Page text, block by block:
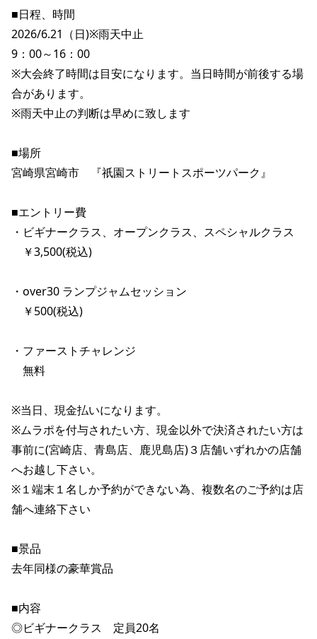
ポイント・クーポンもこのアプリで！
■日程、時間
2026/6.21（日)※雨天中止
9：00～16：00
※大会終了時間は目安になります。当日時間が前後する場
合があります。
※雨天中止の判断は早めに致します
■場所
宮崎県宮崎市　『祇園ストリートスポーツパーク』
■エントリー費
・ビギナークラス、オープンクラス、スペシャルクラス
￥3,500(税込)
・over30 ランプジャムセッション
￥500(税込)
・ファーストチャレンジ
無料
※当日、現金払いになります。
※ムラポを付与されたい方、現金以外で決済されたい方は
事前に(宮崎店、青島店、鹿児島店)３店舗いずれかの店舗
へお越し下さい。
※１端末１名しか予約ができない為、複数名のご予約は店
舗へ連絡下さい
■景品
去年同様の豪華賞品
■内容
◎ビギナークラス　定員20名